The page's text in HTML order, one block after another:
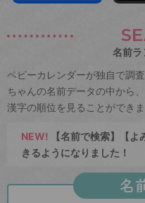
名前
ベビーカレンダーが独自で調
ちゃんの名前データの中から
漢字の順位を見ることができま
NEW! 【名前で検索】【
きるようになりました！
名